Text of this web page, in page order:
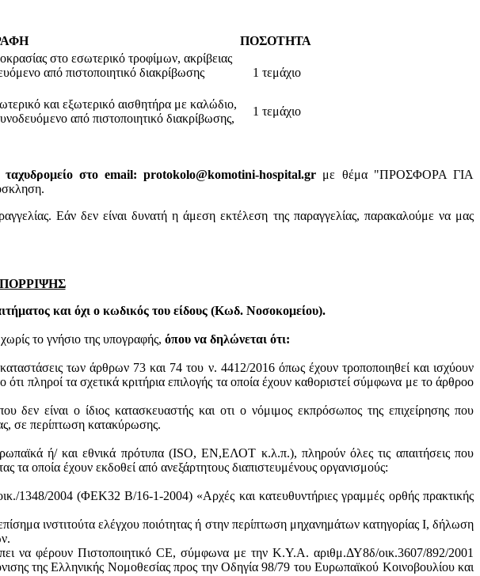
ΠΟΣΟΤΗΤΑ
στο εσωτερικό τροφίμων, ακρίβειας
από πιστοποιητικό διακρίβωσης
1 τεμάχιο
και εξωτερικό αισθητήρα με καλώδιο,
από πιστοποιητικό διακρίβωσης,
1 τεμάχιο
στο email: protokolo@komotini-hospital.gr με θέμα "ΠΡΟΣΦΟΡΑ ΓΙΑ
Εάν δεν είναι δυνατή η άμεση εκτέλεση της παραγγελίας, παρακαλούμε να μας
και όχι ο κωδικός του είδους (Κωδ. Νοσοκομείου).
το γνήσιο της υπογραφής, όπου να δηλώνεται ότι:
των άρθρων 73 και 74 του ν. 4412/2016 όπως έχουν τροποποιηθεί και ισχύουν
πληροί τα σχετικά κριτήρια επιλογής τα οποία έχουν καθοριστεί σύμφωνα με τo άρθροo
δεν είναι ο ίδιος κατασκευαστής και oτι ο νόμιμος εκπρόσωπος της επιχείρησης που
σε περίπτωση κατακύρωσης.
ή/ και εθνικά πρότυπα (ISO, ΕΝ,ΕΛΟΤ κ.λ.π.), πληρούν όλες τις απαιτήσεις που
τα οποία έχουν εκδοθεί από ανεξάρτητους διαπιστευμένους οργανισμούς:
1348/2004 (ΦΕΚ32 Β/16-1-2004) «Αρχές και κατευθυντήριες γραμμές ορθής πρακτικής
ινστιτούτα ελέγχου ποιότητας ή στην περίπτωση μηχανημάτων κατηγορίας Ι, δήλωση
να φέρουν Πιστοποιητικό CE, σύμφωνα με την Κ.Υ.Α. αριθμ.ΔΥ8δ/οικ.3607/892/2001
της Ελληνικής Νομοθεσίας προς την Οδηγία 98/79 του Ευρωπαϊκού Κοινοβουλίου και